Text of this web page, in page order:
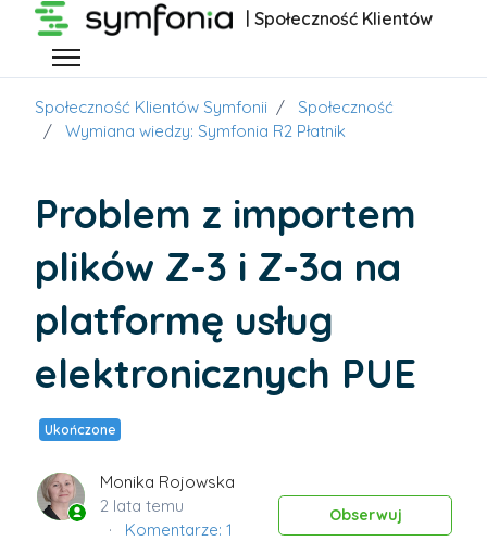
Przejdź do głównej zawartości | Społeczność Klientów
Przełącz menu nawigacyjne
Społeczność Klientów Symfonii
Społeczność
Wymiana wiedzy: Symfonia R2 Płatnik
Problem z importem
plików Z-3 i Z-3a na
platformę usług
elektronicznych PUE
Ukończone
Monika Rojowska
2 lata temu
Komentarze: 1
Obserwuj